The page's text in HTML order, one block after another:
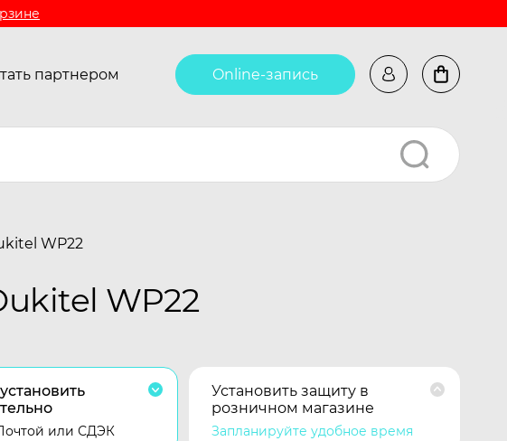
партнером Online-запись
WP22
WP22
или СДЭК
Установить защиту в
розничном магазине
Запланируйте удобное время